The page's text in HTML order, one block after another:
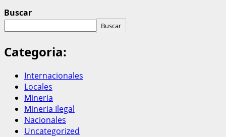
Buscar
Buscar
Categoria:
Internacionales
Locales
Mineria
Mineria Ilegal
Nacionales
Uncategorized